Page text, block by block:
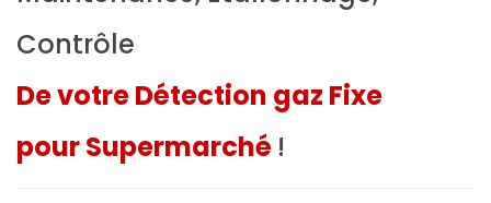
Contrôle
De votre Détection gaz Fixe
pour Supermarché !